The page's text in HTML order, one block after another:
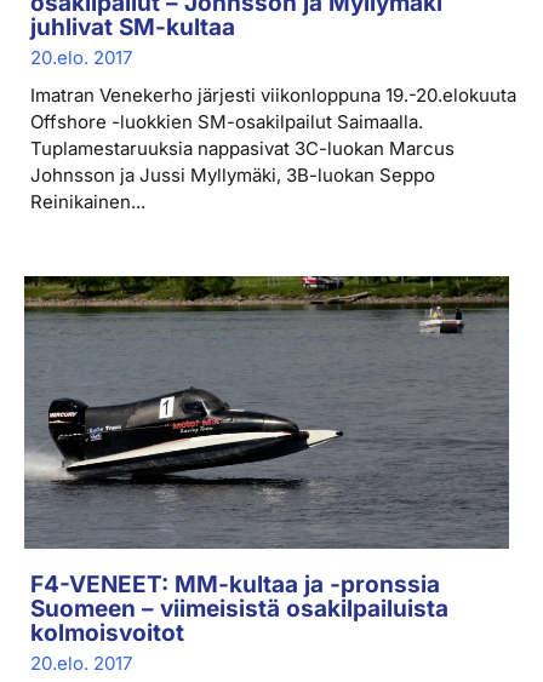
juhlivat SM-kultaa
20.elo. 2017
Imatran Venekerho järjesti viikonloppuna 19.-20.elokuuta
Offshore -luokkien SM-osakilpailut Saimaalla.
Tuplamestaruuksia nappasivat 3C-luokan Marcus
Johnsson ja Jussi Myllymäki, 3B-luokan Seppo
Reinikainen...
F4-VENEET: MM-kultaa ja -pronssia
Suomeen – viimeisistä osakilpailuista
kolmoisvoitot
20.elo. 2017